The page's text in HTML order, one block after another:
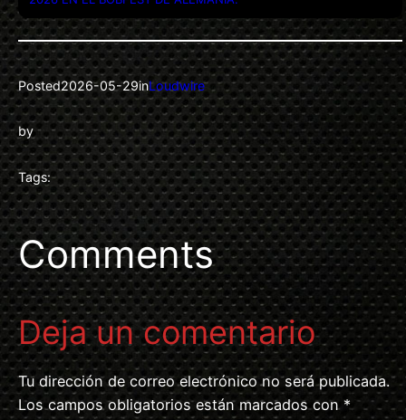
Posted2026-05-29inLoudwire
by
Tags:
Comments
Deja un comentario
Tu dirección de correo electrónico no será publicada.
Los campos obligatorios están marcados con *